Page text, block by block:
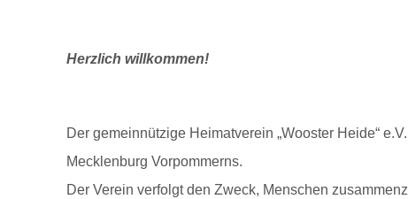
Herzlich willkommen!
Der gemeinnützige Heimatverein „Wooster Heide“
Mecklenburg Vorpommerns.
Der Verein verfolgt den Zweck, Menschen